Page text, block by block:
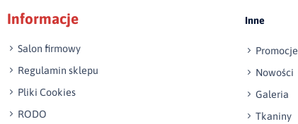
Informacje
Salon firmowy
Regulamin sklepu
Pliki Cookies
RODO
Inne
Promocje
Nowości
Galeria
Tkaniny